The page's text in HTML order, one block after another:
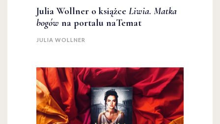
Julia Wollner o książce Liwia. Matka
bogów na portalu naTemat
JULIA WOLLNER